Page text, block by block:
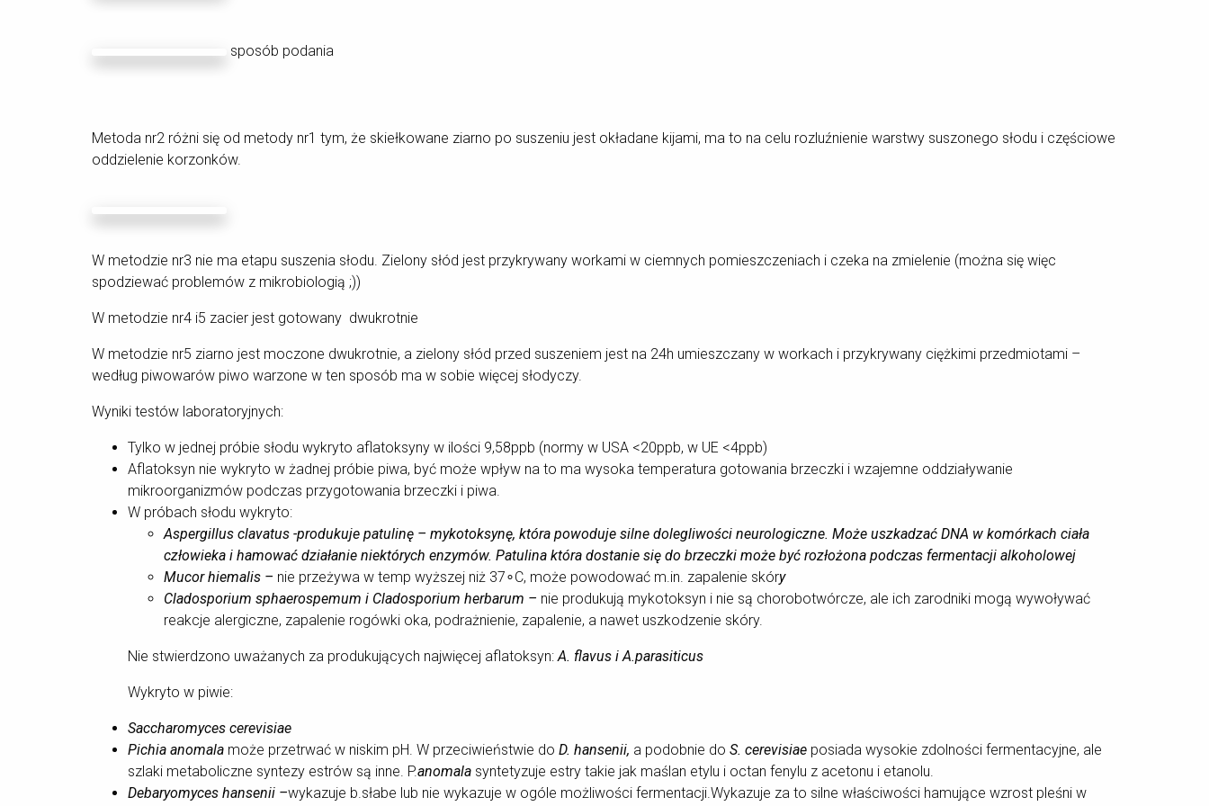
sposób podania
Metoda nr2 różni się od metody nr1 tym, że skiełkowane ziarno po suszeniu jest okładane kijami, ma to na celu rozluźnienie warstwy suszonego słodu i częściowe
oddzielenie korzonków.
W metodzie nr3 nie ma etapu suszenia słodu. Zielony słód jest przykrywany workami w ciemnych pomieszczeniach i czeka na zmielenie (można się więc
spodziewać problemów z mikrobiologią ;))
W metodzie nr4 i5 zacier jest gotowany dwukrotnie
W metodzie nr5 ziarno jest moczone dwukrotnie, a zielony słód przed suszeniem jest na 24h umieszczany w workach i przykrywany ciężkimi przedmiotami –
według piwowarów piwo warzone w ten sposób ma w sobie więcej słodyczy.
Wyniki testów laboratoryjnych:
Tylko w jednej próbie słodu wykryto aflatoksyny w ilości 9,58ppb (normy w USA <20ppb, w UE <4ppb)
Aflatoksyn nie wykryto w żadnej próbie piwa, być może wpływ na to ma wysoka temperatura gotowania brzeczki i wzajemne oddziaływanie
mikroorganizmów podczas przygotowania brzeczki i piwa.
W próbach słodu wykryto:
Aspergillus clavatus -produkuje patulinę – mykotoksynę, która powoduje silne dolegliwości neurologiczne. Może uszkadzać DNA w komórkach ciała
człowieka i hamować działanie niektórych enzymów. Patulina która dostanie się do brzeczki może być rozłożona podczas fermentacji alkoholowej
Mucor hiemalis – nie przeżywa w temp wyższej niż 37∘C, może powodować m.in. zapalenie skóry
Cladosporium sphaerospemum i Cladosporium herbarum – nie produkują mykotoksyn i nie są chorobotwórcze, ale ich zarodniki mogą wywoływać
reakcje alergiczne, zapalenie rogówki oka, podrażnienie, zapalenie, a nawet uszkodzenie skóry.
Nie stwierdzono uważanych za produkujących najwięcej aflatoksyn: A. flavus i A.parasiticus
Wykryto w piwie:
Saccharomyces cerevisiae
Pichia anomala może przetrwać w niskim pH. W przeciwieństwie do D. hansenii, a podobnie do S. cerevisiae posiada wysokie zdolności fermentacyjne, ale
szlaki metaboliczne syntezy estrów są inne. P.anomala syntetyzuje estry takie jak maślan etylu i octan fenylu z acetonu i etanolu.
Debaryomyces hansenii –wykazuje b.słabe lub nie wykazuje w ogóle możliwości fermentacji.Wykazuje za to silne właściwości hamujące wzrost pleśni w